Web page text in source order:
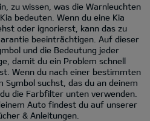
zu wissen, was die Warnleuchten
bedeuten. Wenn du eine Kia
oder ignorierst, kann das zu
beeinträchtigen. Auf dieser
und die Bedeutung jeder
damit du ein Problem schnell
Wenn du nach einer bestimmten
Symbol suchst, das du an deinem
die Farbfilter unten verwenden.
Auto findest du auf unserer
& Anleitungen.